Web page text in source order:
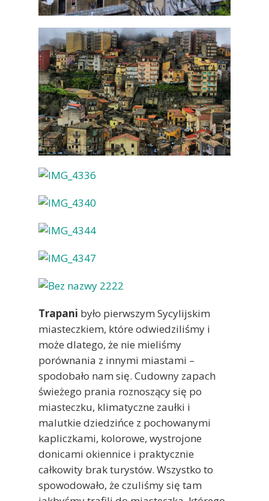
Trapani było pierwszym Sycylijskim
miasteczkiem, które odwiedziliśmy i
może dlatego, że nie mieliśmy
porównania z innymi miastami –
spodobało nam się. Cudowny zapach
świeżego prania roznoszący się po
miasteczku, klimatyczne zaułki i
malutkie dziedzińce z pochowanymi
kapliczkami, kolorowe, wystrojone
donicami okiennice i praktycznie
całkowity brak turystów. Wszystko to
spowodowało, że czuliśmy się tam